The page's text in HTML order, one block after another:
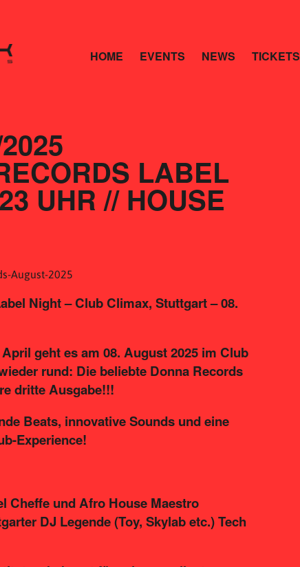
HOME EVENTS NEWS TICKETS
LABEL
UHR // HOUSE
Night – Club Climax, Stuttgart – 08.
geht es am 08. August 2025 im Club
rund: Die beliebte Donna Records
dritte Ausgabe!!!
Beats, innovative Sounds und eine
Experience!
Cheffe und Afro House Maestro
DJ Legende (Toy, Skylab etc.) Tech